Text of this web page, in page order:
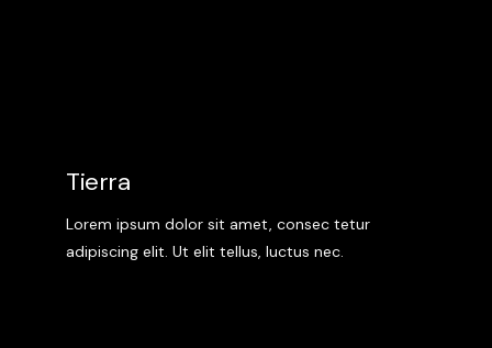
Tierra
Lorem ipsum dolor sit amet, consec tetur
adipiscing elit. Ut elit tellus, luctus nec.